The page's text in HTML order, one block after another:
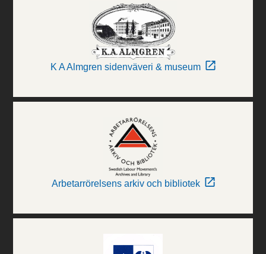
K A Almgren sidenväveri & museum
Arbetarrörelsens arkiv och bibliotek